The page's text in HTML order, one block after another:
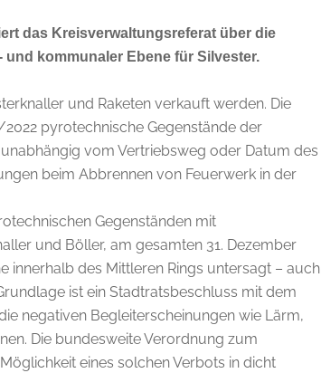
das Kreisverwaltungsreferat über die
kommunaler Ebene für Silvester.
und Raketen verkauft werden. Die
pyrotechnische Gegenstände der
vom Vertriebsweg oder Datum des
beim Abbrennen von Feuerwerk in der
Gegenständen mit
und Böller, am gesamten 31. Dezember
innerhalb des Mittleren Rings untersagt – auch
ist ein Stadtratsbeschluss mit dem
negativen Begleiterscheinungen wie Lärm,
Die bundesweite Verordnung zum
eines solchen Verbots in dicht